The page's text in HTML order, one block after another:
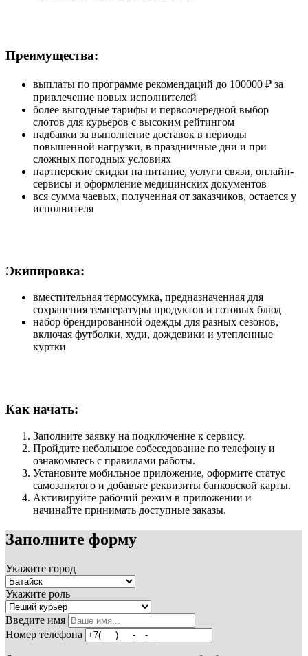
Преимущества:
выплаты по программе рекомендаций до 100000 ₽ за
привлечение новых исполнителей
более выгодные тарифы и первоочередной выбор
слотов для курьеров с высоким рейтингом
надбавки за выполнение доставок в периоды
повышенной нагрузки, в праздничные дни и при
сложных погодных условиях
партнерские скидки на питание, услуги связи, онлайн-
сервисы и оформление медицинских документов
вся сумма чаевых, полученная от заказчиков, остается у
исполнителя
Экипировка:
вместительная термосумка, предназначенная для
сохранения температуры продуктов и готовых блюд
набор брендированной одежды для разных сезонов,
включая футболки, худи, дождевики и утепленные
куртки
Как начать:
Заполните заявку на подключение к сервису.
Пройдите небольшое собеседование по телефону и
ознакомьтесь с правилами работы.
Установите мобильное приложение, оформите статус
самозанятого и добавьте реквизиты банковской карты.
Активируйте рабочий режим в приложении и
начинайте принимать доступные заказы.
Заполните форму
Укажите город
Укажите роль
Введите имя
Номер телефона